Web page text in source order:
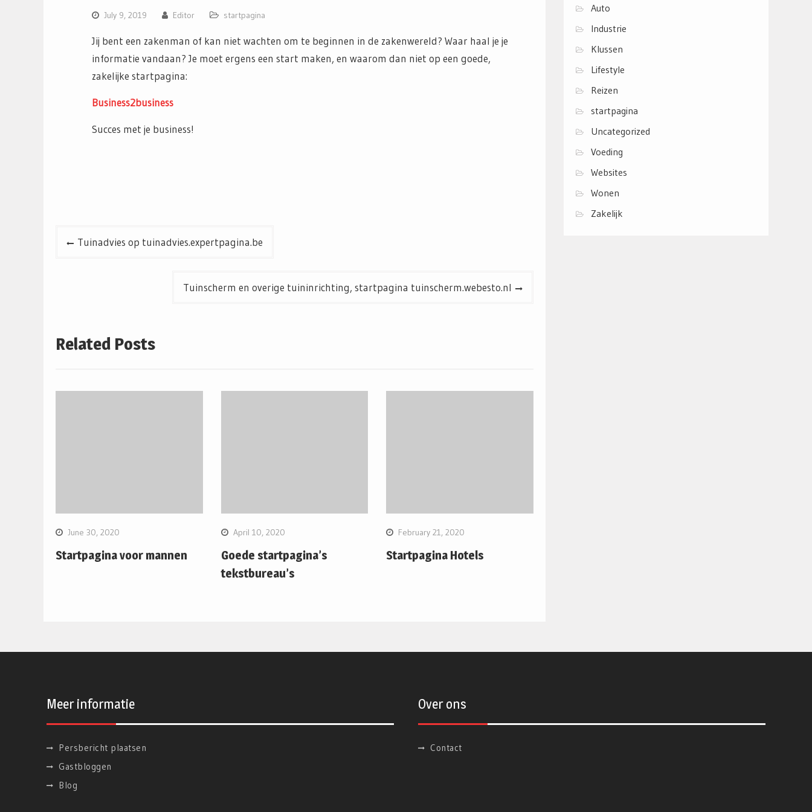
July 9, 2019 Editor startpagina
Jij bent een zakenman of kan niet wachten om te beginnen in de zakenwereld? Waar haal je je
informatie vandaan? Je moet ergens een start maken, en waarom dan niet op een goede,
zakelijke startpagina:
Business2business
Succes met je business!
PostTuinadvies op tuinadvies.expertpagina.be
Tuinscherm en overige tuininrichting, startpagina tuinscherm.webesto.nl
Related Posts
June 30, 2020
Startpagina voor mannen
April 10, 2020
Goede startpagina’s
tekstbureau’s
February 21, 2020
Startpagina Hotels
Auto
Industrie
Klussen
Lifestyle
Reizen
startpagina
Uncategorized
Voeding
Websites
Wonen
Zakelijk
Meer informatie
Persbericht plaatsen
Gastbloggen
Blog
Over ons
Contact